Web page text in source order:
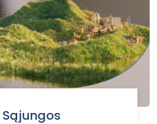
Sąjungos